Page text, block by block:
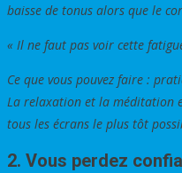
baisse de tonus alors que le
« Il ne faut pas voir cette
Ce que vous pouvez faire :
La relaxation et la méditation
tous les écrans le plus tôt
2. Vous perdez